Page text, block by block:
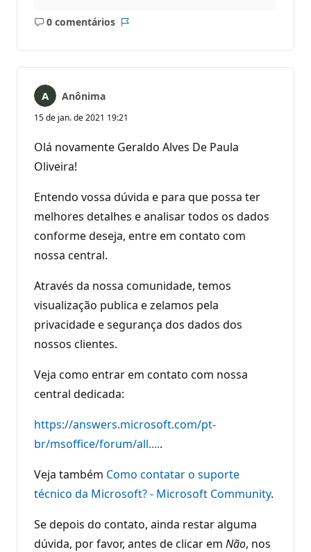
0 comentários
Sem
Anônima
15 de jan. de 2021 19:21
Olá novamente Geraldo Alves De Paula
Oliveira!
Entendo vossa dúvida e para que possa ter
melhores detalhes e analisar todos os dados
conforme deseja, entre em contato com
nossa central.
Através da nossa comunidade, temos
visualização publica e zelamos pela
privacidade e segurança dos dados dos
nossos clientes.
Veja como entrar em contato com nossa
central dedicada:
https://answers.microsoft.com/pt-
br/msoffice/forum/all.....
Veja também Como contatar o suporte
técnico da Microsoft? - Microsoft Community.
Se depois do contato, ainda restar alguma
dúvida, por favor, antes de clicar em Não, nos